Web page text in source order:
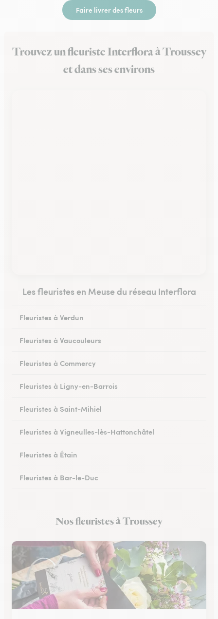
Faire livrer des fleurs
Trouvez un fleuriste Interflora à Troussey
et dans ses environs
Les fleuristes en Meuse du réseau Interflora
Fleuristes à Verdun
Fleuristes à Vaucouleurs
Fleuristes à Commercy
Fleuristes à Ligny-en-Barrois
Fleuristes à Saint-Mihiel
Fleuristes à Vigneulles-lès-Hattonchâtel
Fleuristes à Étain
Fleuristes à Bar-le-Duc
Fleuristes à Clermont-en-Argonne
Nos fleuristes à Troussey